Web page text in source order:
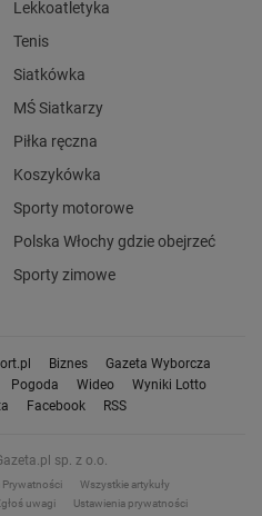
Lekkoatletyka
Tenis
Siatkówka
MŚ Siatkarzy
Piłka ręczna
Koszykówka
Sporty motorowe
Polska Włochy gdzie obejrzeć
Sporty zimowe
Biznes
Gazeta Wyborcza
Pogoda Wideo
Wyniki Lotto
Facebook RSS
sp. z o.o.
Prywatności
Wszystkie artykuły
uwagi Ustawienia prywatności